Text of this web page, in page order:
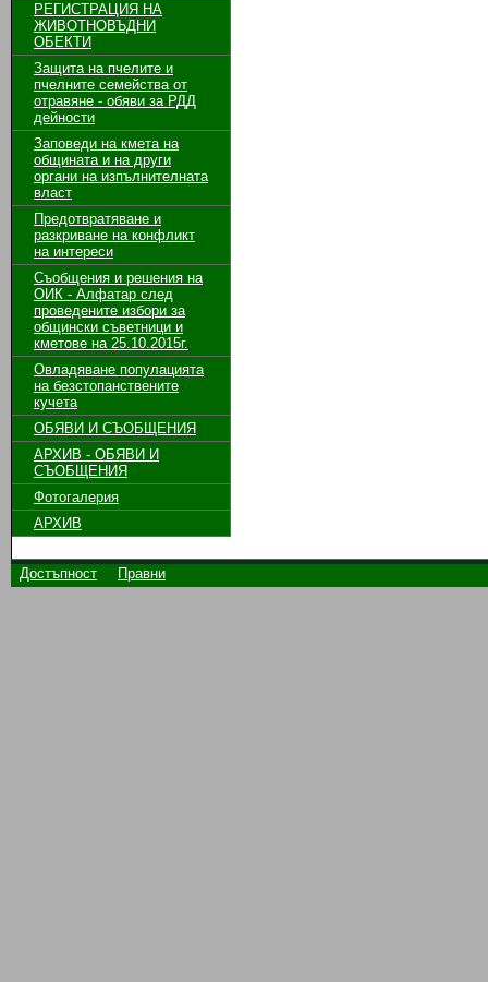
РЕГИСТРАЦИЯ НА
ЖИВОТНОВЪДНИ
ОБЕКТИ
Защита на пчелите и
пчелните семейства от
отравяне - обяви за РДД
дейности
Заповеди на кмета на
общината и на други
органи на изпълнителната
власт
Предотвратяване и
разкриване на конфликт
на интереси
Съобщения и решения на
ОИК - Алфатар след
проведените избори за
общински съветници и
кметове на 25.10.2015г.
Овладяване популацията
на безстопанствените
кучета
ОБЯВИ И СЪОБЩЕНИЯ
АРХИВ - ОБЯВИ И
СЪОБЩЕНИЯ
Фотогалерия
АРХИВ
Достъпност Правни